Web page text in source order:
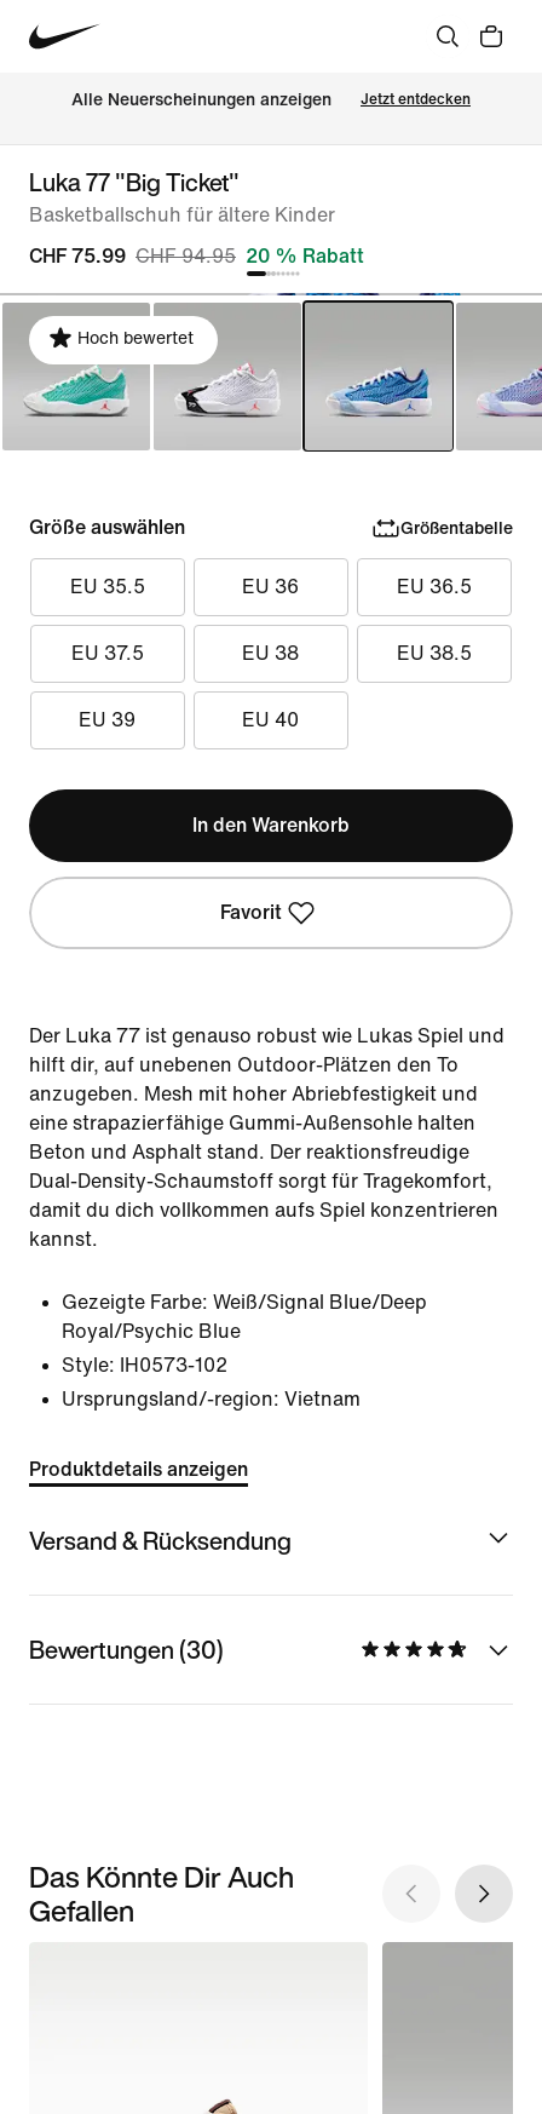
Alle Neuerscheinungen anzeigen Jetzt entdecken
Luka 77 "Big Ticket"
Basketballschuh für ältere Kinder
CHF 75.99 CHF 94.95 20 % Rabatt
Hoch bewertet
Größe auswählen Größentabelle
EU 35.5 EU 36 EU 36.5
EU 37.5 EU 38 EU 38.5
EU 39 EU 40
In den Warenkorb
Favorit
Der Luka 77 ist genauso robust wie Lukas Spiel und
hilft dir, auf unebenen Outdoor-Plätzen den To
anzugeben. Mesh mit hoher Abriebfestigkeit und
eine strapazierfähige Gummi-Außensohle halten
Beton und Asphalt stand. Der reaktionsfreudige
Dual-Density-Schaumstoff sorgt für Tragekomfort,
damit du dich vollkommen aufs Spiel konzentrieren
kannst.
Gezeigte Farbe: Weiß/Signal Blue/Deep
Royal/Psychic Blue
Style:
IH0573-102
Ursprungsland/-region: Vietnam
Produktdetails anzeigen
Versand & Rücksendung
Bewertungen (30)
Das Könnte Dir Auch
Gefallen